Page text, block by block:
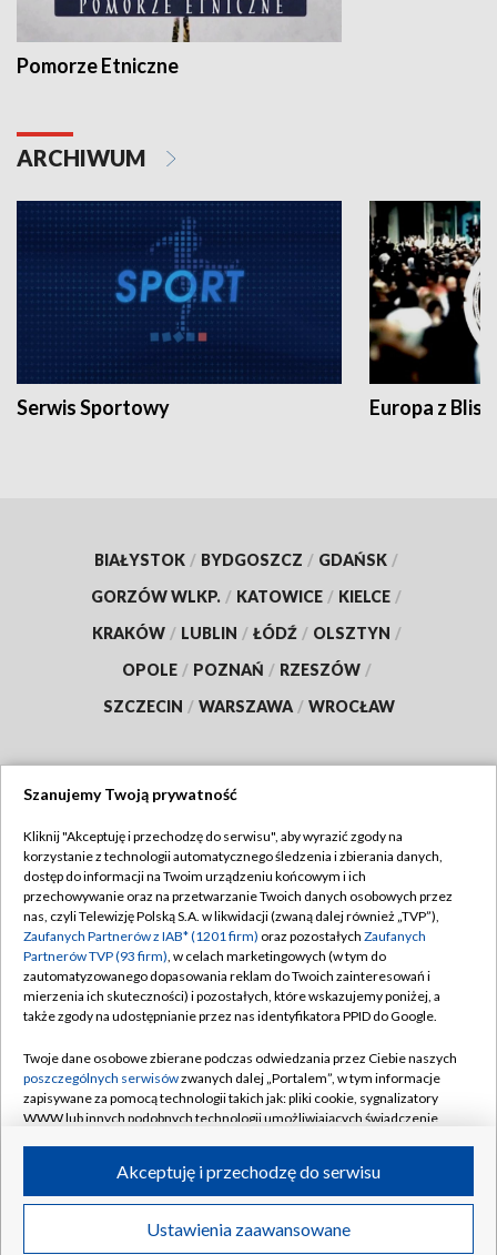
Pomorze Etniczne
ARCHIWUM
Serwis Sportowy Europa z
BIAŁYSTOK / BYDGOSZCZ / GDAŃSK /
GORZÓW WLKP. / KATOWICE / KIELCE /
KRAKÓW / LUBLIN / ŁÓDŹ / OLSZTYN /
OPOLE / POZNAŃ / RZESZÓW /
SZCZECIN / WARSZAWA / WROCŁAW
TVP
Abonament TVP
Emisja w TVP
Centrum informacji TVP
Naziemna Telewizja Cyfrowa
Rada Programowa
System NOS
Informacje o nadawcy
Program dla prasy
Regulamin TVP
Polityka prywatności
Moje zgody
Pomoc
Kontakt
Kanały
©2026 Telewizja Polska S.A. w likwidacji
Szanujemy Twoją prywatność
Kliknij "Akceptuję i przechodzę do serwisu", aby wyrazić zgody na
korzystanie z technologii automatycznego śledzenia i zbierania danych,
dostęp do informacji na Twoim urządzeniu końcowym i ich
przechowywanie oraz na przetwarzanie Twoich danych osobowych przez
nas, czyli Telewizję Polską S.A. w likwidacji (zwaną dalej również „TVP”),
Zaufanych Partnerów z IAB* (1201 firm) oraz pozostałych Zaufanych
Partnerów TVP (93 firm), w celach marketingowych (w tym do
zautomatyzowanego dopasowania reklam do Twoich zainteresowań i
mierzenia ich skuteczności) i pozostałych, które wskazujemy poniżej, a
także zgody na udostępnianie przez nas identyfikatora PPID do Google.
Twoje dane osobowe zbierane podczas odwiedzania przez Ciebie naszych
poszczególnych serwisówzwanych dalej „Portalem”, w tym informacje
zapisywane za pomocą technologii takich jak: pliki cookie, sygnalizatory
WWW lub innych podobnych technologii umożliwiających świadczenie
ruchu w Internecie.
Twoje dane osobowe zbierane podczas odwiedzania przez Ciebie
poszczególnych serwisówna Portalu, takie jak adresy IP, identyfikatory
Ustawienia zaawansowane
Akceptuję i przechodzę do serwisu